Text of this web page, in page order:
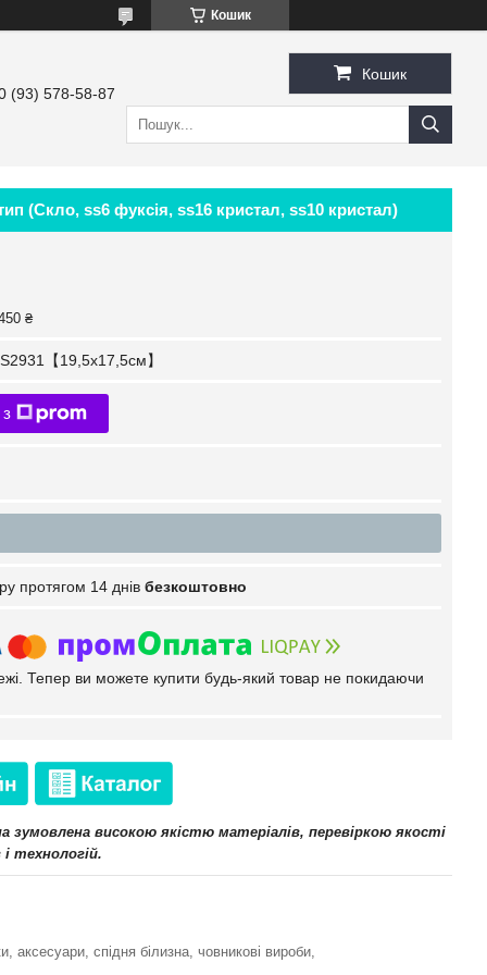
Кошик
(93) 578-58-87
Кошик
(Скло, ss6 фуксія, ss16 кристал, ss10 кристал)
₴
【19,5x17,5см】
протягом 14 днів безкоштовно
Тепер ви можете купити будь-який товар не покидаючи
зумовлена високою якістю матеріалів, перевіркою якості
технологій.
аксесуари, спідня білизна, човникові вироби,